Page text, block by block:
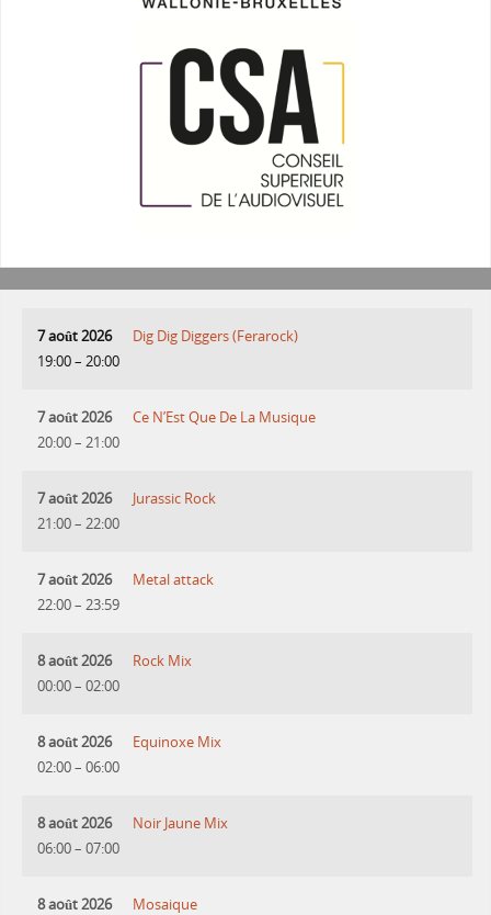
7 août 2026
19:00– 20:00
Dig Dig Diggers (Ferarock)
7 août 2026
20:00– 21:00
Ce N’Est Que De La Musique
7 août 2026
21:00– 22:00
Jurassic Rock
7 août 2026
22:00– 23:59
Metal attack
8 août 2026
00:00– 02:00
Rock Mix
8 août 2026
02:00– 06:00
Equinoxe Mix
8 août 2026
06:00– 07:00
Noir Jaune Mix
8 août 2026 Mosaique